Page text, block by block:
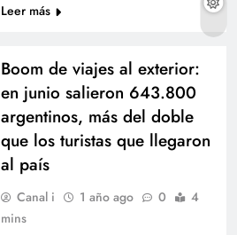
Leer más
Boom de viajes al exterior:
en junio salieron 643.800
argentinos, más del doble
que los turistas que llegaron
al país
Canal i 1 año ago 0
4
mins